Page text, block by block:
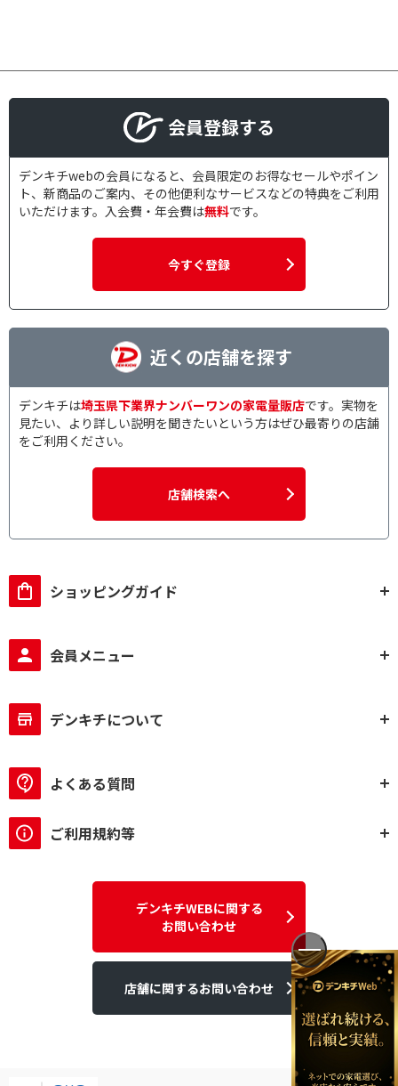
会員登録する
デンキチwebの会員になると、会員限定のお得なセールやポイン
ト、新商品のご案内、その他便利なサービスなどの特典をご利用
いただけます。入会費・年会費は無料です。
今すぐ登録
近くの店舗を探す
デンキチは埼玉県下業界ナンバーワンの家電量販店です。実物を
見たい、より詳しい説明を聞きたいという方はぜひ最寄りの店舗
をご利用ください。
店舗検索へ
ショッピングガイド
会員メニュー
デンキチについて
よくある質問
ご利用規約等
デンキチWEBに関する
お問い合わせ
店舗に関するお問い合わせ